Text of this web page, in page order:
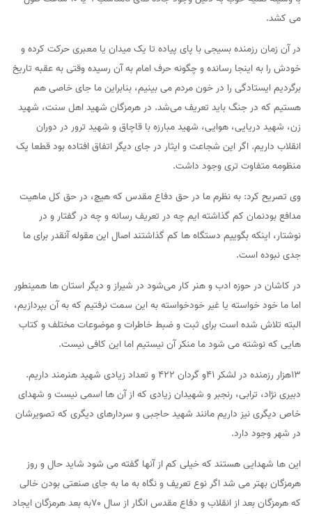
می کشد.
در آن زمان رزمنده بسیجی با پای پیاده تا یک میدان یا معبری حرکت کرده و
خودش را به اینجا رسانده و چگونه حرف امام به آن رسیده وقتی به عقبه تاریخ
برگردیم ایستادگی را در خون مردم می بینیم، بنابراین ما جای خاصی هم
هستیم که در جنگ باید تعریف می‌شد. در هرمزگان شهید اهل سنت، شهید
زن، شهید دریایی، هوایی، شهید مبارزه با قاچاق و شهید ترور در دوران
انقلاب داریم. اگر این شجاعت و ایثار در جای دیگر اتفاق افتاده بود قطعا یک
منظومه متفاوت تری وجود داشت.
وی تصریح کرد: به نظرم ما در حق دفاع مقدس که هیچ، در حق کل ماهیت
مدافع بودنمان کم گذاشته ایم چه در تعریف رسانه و چه در گفتار و در
نوشتار، اینکه بگوییم دستگاه ها کم گذاشتند اصال این مقوله آنقدر برای ما
جدی نبوده است.
در کاشان در حوزه ادب و هنر کار می‌شود در شیراز و دیگر استان ها همینطور
اما ما خود خواسته یا غیر خودخواسته به این سمت نرفتیم که به آن بپردازیم،
البته تلاش شده است برای ثبت و ضبط خاطرات و موضوعات مختلف و کتاب
هایی که نوشته می شود ما منکر آن نیستیم اما این کافی نیست.
۱۳هزار رزمنده در لشکر ۴۱و گردان ۴۲۲ و تعداد زیادی شهید هنرمند داریم.
دبیری نژاد، ترابی، رنجبر و شهیدان زیادی که از آن ها اسمی نیست و شهدای
خاص دیگری نیز داریم مانند شهید حاجبی و سردارهای دیگری که تصویرشان
در شهر وجود دارد.
این ها شهدایی هستند که خیلی کم از آنها گفته می شود شاید حال و روز
هرمزگان بهتر می شد اگر نوع تعریف و نگاه به ما به جای صنعتی بودن خالی
که هرمزگان بعد از انقلاب و دفاع مقدس انگار از سال ۷۰به بعد هرمزگان ایجاد